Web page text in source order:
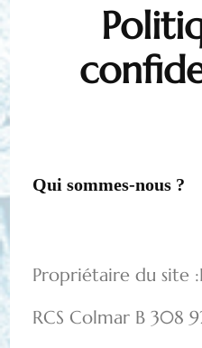
Qui sommes-nous ?
Propriétaire du site
RCS Colmar B 308